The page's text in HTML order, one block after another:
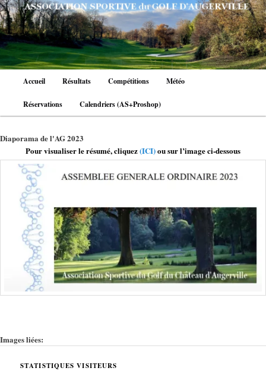
Aller
au
contenu
principal
Accueil Résultats Compétitions Météo
Réservations Calendriers (AS+Proshop)
Diaporama de l'AG 2023
Pour visualiser le résumé, cliquez(ICI)ou sur l’image ci-dessous
Images liées:
STATISTIQUES VISITEURS